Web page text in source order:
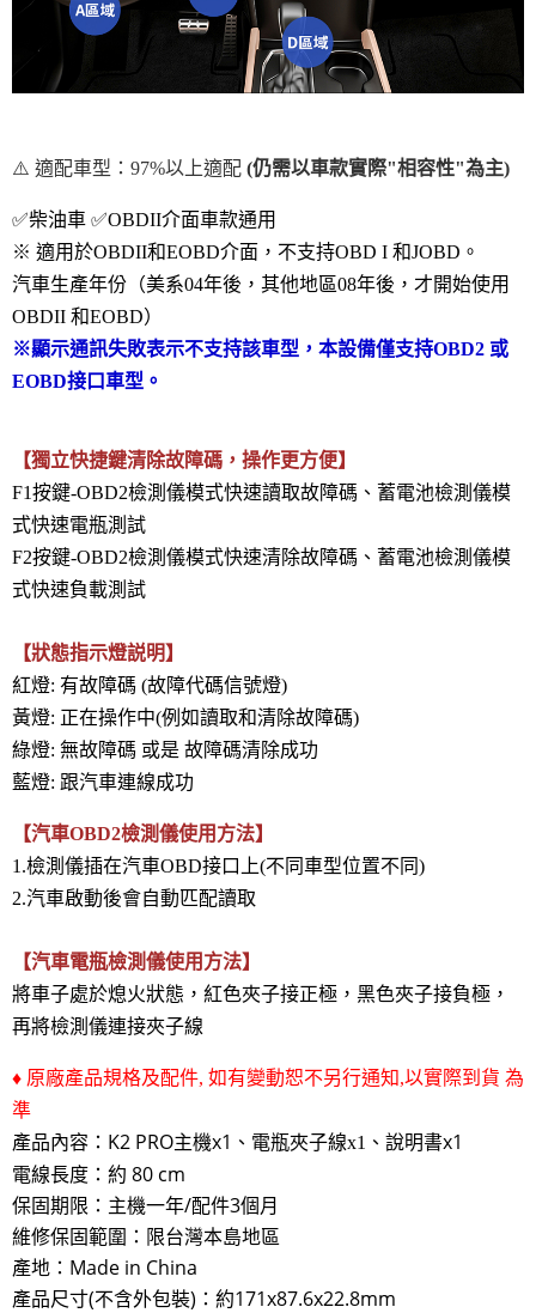
⚠️ 適配車型：97%以上適配 (仍需以車款實際"相容性"為主)
✅柴油車 ✅OBDII介面車款通用
※ 適用於OBDII和EOBD介面，不支持OBD I 和JOBD。
汽車生產年份（美系04年後，其他地區08年後，才開始使用
OBDII 和EOBD）
※顯示通訊失敗表示不支持該車型，本設備僅支持OBD2 或
EOBD接口車型。
【獨立快捷鍵清除故障碼，操作更方便】
F1按鍵-OBD2檢測儀模式快速讀取故障碼、蓄電池檢測儀模
式快速電瓶測試
F2按鍵-OBD2檢測儀模式快速清除故障碼 、蓄電池檢測儀模
式快速負載測試
【狀態指示燈説明】
紅燈: 有故障碼 (故障代碼信號燈)
黃燈: 正在操作中(例如讀取和清除故障碼)
綠燈: 無故障碼 或是 故障碼清除成功
藍燈: 跟汽車連線成功
【汽車OBD2檢測儀使用方法】
1.檢測儀插在汽車OBD接口上(不同車型位置不同)
2.汽車啟動後會自動匹配讀取
【汽車電瓶檢測儀使用方法】
將車子處於熄火狀態，紅色夾子接正極，黑色夾子接負極，
再將檢測儀連接夾子線
♦ 原廠產品規格及配件, 如有變動恕不另行通知,以實際到貨 為
準
產品內容：K2 PRO主機x1、電瓶夾子線x1、 說明書x1
電線長度：約 80 cm
保固期限：主機一年/配件3個月
維修保固範圍：限台灣本島地區
產地：Made in China
產品尺寸(不含外包裝)：約171x87.6x22.8mm